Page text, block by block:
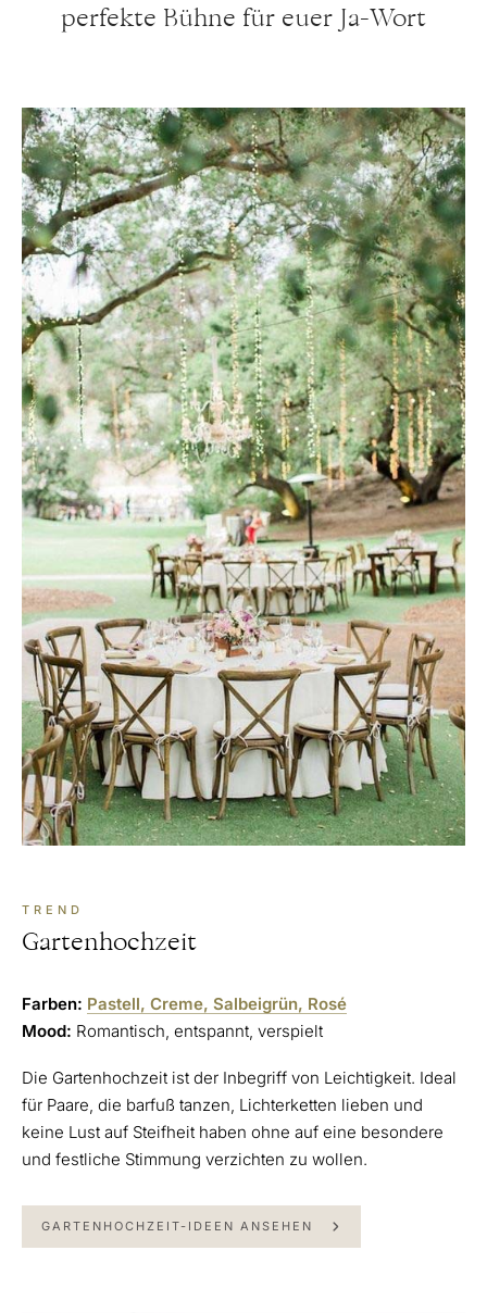
perfekte Bühne für euer Ja-Wort
TREND
Gartenhochzeit
Farben: Pastell, Creme, Salbeigrün, Rosé
Mood: Romantisch, entspannt, verspielt
Die Gartenhochzeit ist der Inbegriff von Leichtigkeit. Ideal
für Paare, die barfuß tanzen, Lichterketten lieben und
keine Lust auf Steifheit haben ohne auf eine besondere
und festliche Stimmung verzichten zu wollen.
GARTENHOCHZEIT-IDEEN ANSEHEN